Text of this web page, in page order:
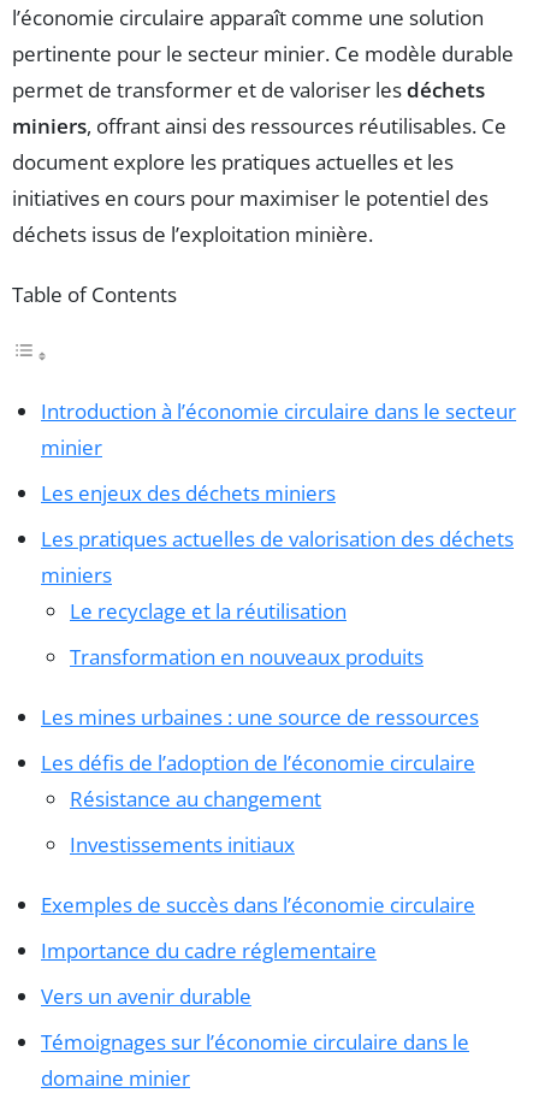
l’économie circulaire apparaît comme une solution
pertinente pour le secteur minier. Ce modèle durable
permet de transformer et de valoriser lesdéchets
miniers, offrant ainsi des ressources réutilisables. Ce
document explore les pratiques actuelles et les
initiatives en cours pour maximiser le potentiel des
déchets issus de l’exploitation minière.
Table of Contents
Introduction à l’économie circulaire dans le secteur
minier
Les enjeux des déchets miniers
Les pratiques actuelles de valorisation des déchets
miniers
Le recyclage et la réutilisation
Transformation en nouveaux produits
Les mines urbaines : une source de ressources
Les défis de l’adoption de l’économie circulaire
Résistance au changement
Investissements initiaux
Exemples de succès dans l’économie circulaire
Importance du cadre réglementaire
Vers un avenir durable
Témoignages sur l’économie circulaire dans le
domaine minier